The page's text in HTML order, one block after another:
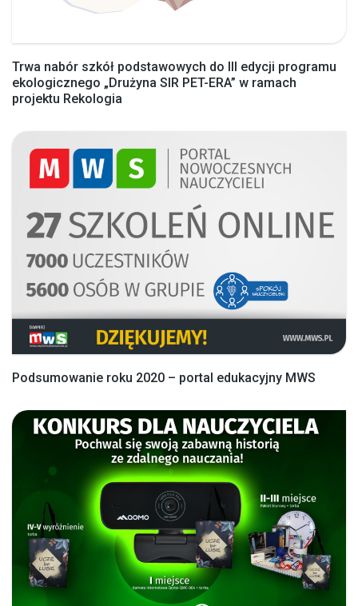
Trwa nabór szkół podstawowych do III edycji programu
ekologicznego „Drużyna SIR PET-ERA” w ramach
projektu Rekologia
Podsumowanie roku 2020 – portal edukacyjny MWS